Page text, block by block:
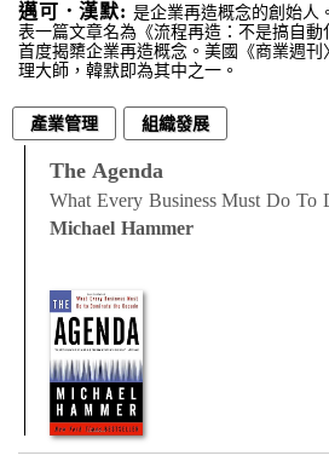
邁可．漢默: 是企業再造概念的創始人
表一篇文章名為《流程再造：不是搞自
首度揭櫫企業再造概念。美國《商業週刊
理大師，韓默即為其中之一。
產業管理 組織發展
The Agenda
What Every Business Must Do To
Michael Hammer